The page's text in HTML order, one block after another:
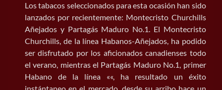
Los tabacos seleccionados para esta ocasión han sido
lanzados por recientemente: Montecristo Churchills
Añejados y Partagás Maduro No.1. El Montecristo
Churchills, de la línea Habanos-Añejados, ha podido
ser disfrutado por los aficionados canadienses todo
el verano, mientras el Partagás Maduro No.1, primer
Habano de la línea ««, ha resultado un éxito